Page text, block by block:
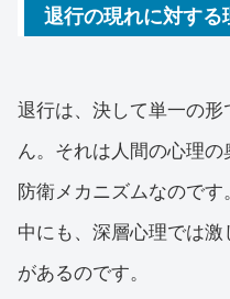
退行の現れに対する
退行は、決して単一の
ん。それは人間の心理
防衛メカニズムなので
中にも、深層心理では
があるのです。